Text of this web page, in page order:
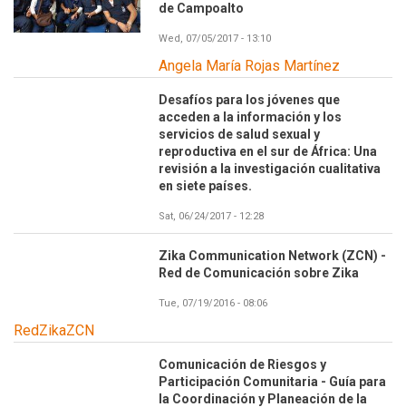
de Campoalto
Wed, 07/05/2017 - 13:10
Angela María Rojas Martínez
Desafíos para los jóvenes que
acceden a la información y los
servicios de salud sexual y
reproductiva en el sur de África: Una
revisión a la investigación cualitativa
en siete países.
Sat, 06/24/2017 - 12:28
Zika Communication Network (ZCN) -
Red de Comunicación sobre Zika
Tue, 07/19/2016 - 08:06
RedZikaZCN
Comunicación de Riesgos y
Participación Comunitaria - Guía para
la Coordinación y Planeación de la